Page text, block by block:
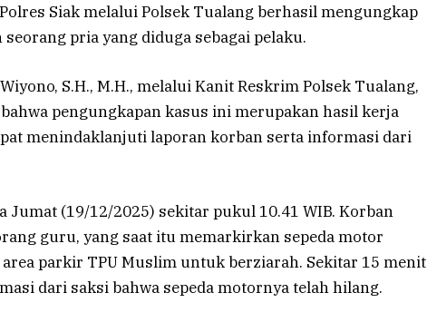
Siak melalui Polsek Tualang berhasil mengungkap
pria yang diduga sebagai pelaku.
S.H., M.H., melalui Kanit Reskrim Polsek Tualang,
pengungkapan kasus ini merupakan hasil kerja
menindaklanjuti laporan korban serta informasi dari
(19/12/2025) sekitar pukul 10.41 WIB. Korban
guru, yang saat itu memarkirkan sepeda motor
area parkir TPU Muslim untuk berziarah. Sekitar 15 menit
dari saksi bahwa sepeda motornya telah hilang.